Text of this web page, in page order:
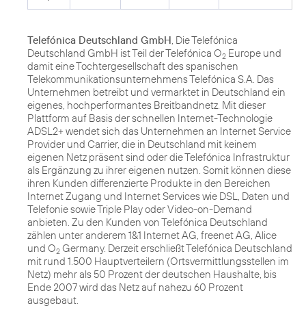
Telefónica Deutschland GmbH, Die Telefónica
Deutschland GmbH ist Teil der Telefónica O2 Europe und
damit eine Tochtergesellschaft des spanischen
Telekommunikationsunternehmens Telefónica S.A. Das
Unternehmen betreibt und vermarktet in Deutschland ein
eigenes, hochperformantes Breitbandnetz. Mit dieser
Plattform auf Basis der schnellen Internet-Technologie
ADSL2+ wendet sich das Unternehmen an Internet Service
Provider und Carrier, die in Deutschland mit keinem
eigenen Netz präsent sind oder die Telefónica Infrastruktur
als Ergänzung zu ihrer eigenen nutzen. Somit können diese
ihren Kunden differenzierte Produkte in den Bereichen
Internet Zugang und Internet Services wie DSL, Daten und
Telefonie sowie Triple Play oder Video-on-Demand
anbieten. Zu den Kunden von Telefónica Deutschland
zählen unter anderem 1&1 Internet AG, freenet AG, Alice
und O2 Germany. Derzeit erschließt Telefónica Deutschland
mit rund 1.500 Hauptverteilern (Ortsvermittlungsstellen im
Netz) mehr als 50 Prozent der deutschen Haushalte, bis
Ende 2007 wird das Netz auf nahezu 60 Prozent
ausgebaut.